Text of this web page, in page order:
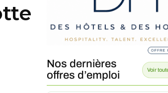
Nos dernières
offres d’emploi
Voir